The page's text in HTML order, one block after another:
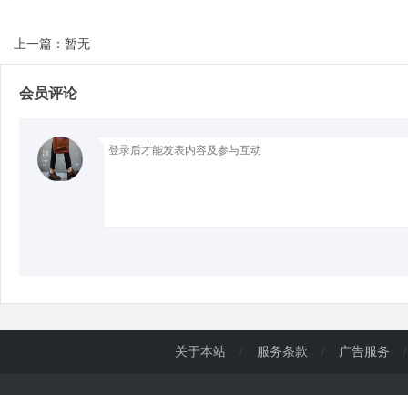
上一篇：暂无
会员评论
关于本站 / 服务条款 / 广告服务 /